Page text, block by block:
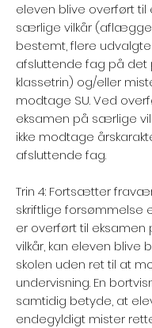
eleven blive overført til
særlige vilkår
bestemt, flere
afsluttende fag på
klassetrin) og/eller
modtage SU. Ved
eksamen på særlige
ikke modtage
afsluttende fag.
Trin 4: Fortsætter
skriftlige forsømmelse
er overført til
vilkår, kan eleven blive
skolen uden ret til at
undervisning. En
samtidig betyde, at
endegyldigt mister